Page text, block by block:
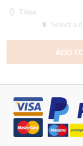
Time
Select a
ADD